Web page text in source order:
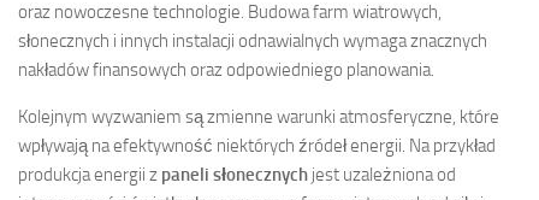
oraz nowoczesne technologie. Budowa farm wiatrowych,
słonecznych i innych instalacji odnawialnych wymaga znacznych
nakładów finansowych oraz odpowiedniego planowania.
Kolejnym wyzwaniem są zmienne warunki atmosferyczne, które
wpływają na efektywność niektórych źródeł energii. Na przykład
produkcja energii z paneli słonecznych jest uzależniona od